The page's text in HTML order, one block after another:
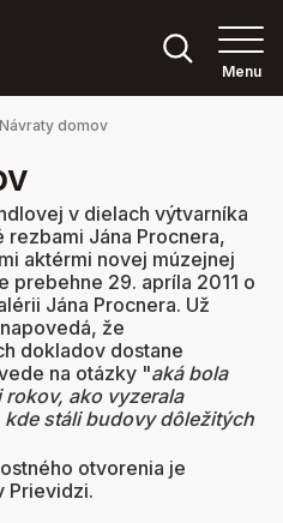
Menu
Návraty domov
v dielach výtvarníka
Jána Procnera,
aktérmi novej múzejnej
29. apríla 2011 o
Jána Procnera. Už
že
dokladov dostane
na otázky "aká bola
ako vyzerala
stáli budovy dôležitých
otvorenia je
Prievidzi.